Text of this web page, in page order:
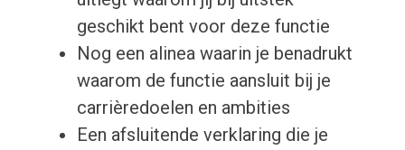
geschikt bent voor deze functie
Nog een alinea waarin je benadrukt
waarom de functie aansluit bij je
carrièredoelen en ambities
Een afsluitende verklaring die je